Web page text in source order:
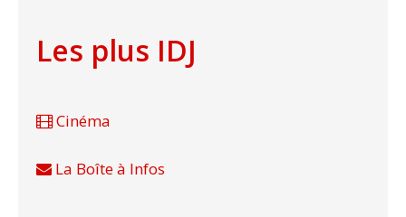
Les plus IDJ
Cinéma
La Boîte à Infos